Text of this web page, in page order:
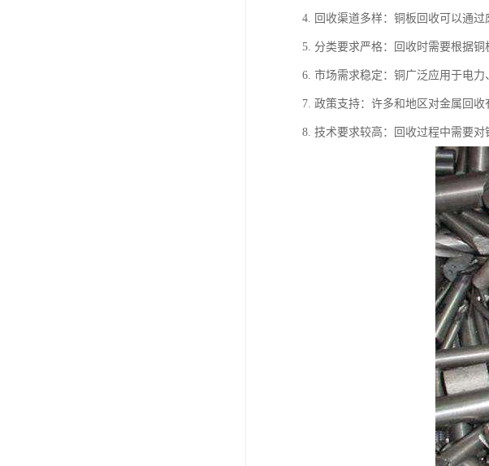
4. 回收渠道多样：铜板回收可以通
5. 分类要求严格：回收时需要根据
6. 市场需求稳定：铜广泛应用于电
7. 政策支持：许多和地区对金属回
8. 技术要求较高：回收过程中需要